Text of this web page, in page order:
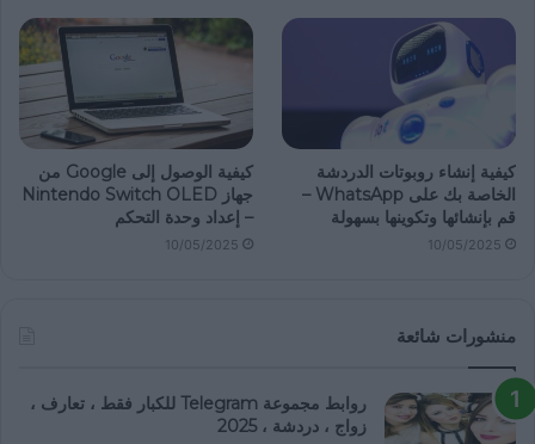
كيفية إنشاء روبوتات الدردشة
الخاصة بك على WhatsApp –
قم بإنشائها وتكوينها بسهولة
10/05/2025
كيفية الوصول إلى Google من
جهاز Nintendo Switch OLED
– إعداد وحدة التحكم
10/05/2025
منشورات شائعة
روابط مجموعة Telegram للكبار فقط ، تعارف ،
زواج ، دردشة ، 2025